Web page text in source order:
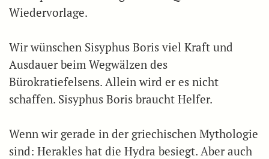
Wiedervorlage.
Wir wünschen Sisyphus Boris viel Kraft und
Ausdauer beim Wegwälzen des
Bürokratiefelsens. Allein wird er es nicht
schaffen. Sisyphus Boris braucht Helfer.
Wenn wir gerade in der griechischen Mythologie
sind: Herakles hat die Hydra besiegt. Aber auch